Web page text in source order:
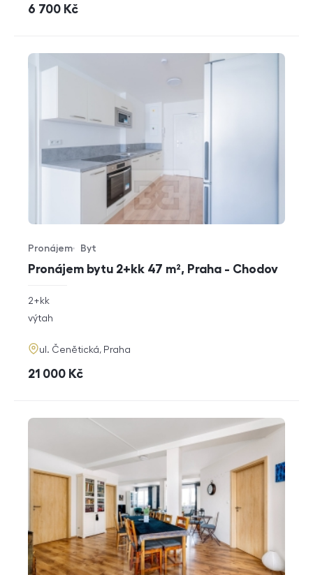
cena
6 700 Kč
Pronájem bytu 2+kk 47 m², Praha - Chodov
Typ nabídky
Pronájem
Typ nemovitosti
Byt
rozměry
2+kk
funkce
výtah
adresa
ul. Čenětická, Praha
cena
21 000 Kč